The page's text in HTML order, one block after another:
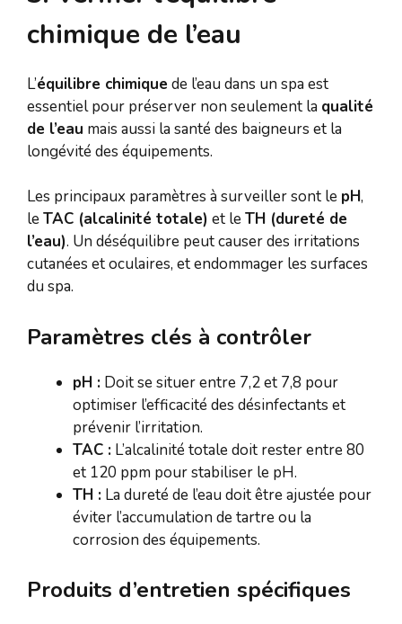
chimique de l’eau
L’équilibre chimique de l’eau dans un spa est
essentiel pour préserver non seulement la qualité
de l’eau mais aussi la santé des baigneurs et la
longévité des équipements.
Les principaux paramètres à surveiller sont le pH,
leTAC (alcalinité totale) et leTH (dureté de
l’eau). Un déséquilibre peut causer des irritations
cutanées et oculaires, et endommager les surfaces
du spa.
Paramètres clés à contrôler
pH : Doit se situer entre 7,2 et 7,8 pour
optimiser l’efficacité des désinfectants et
prévenir l’irritation.
TAC : L’alcalinité totale doit rester entre 80
et 120 ppm pour stabiliser le pH.
TH : La dureté de l’eau doit être ajustée pour
éviter l’accumulation de tartre ou la
corrosion des équipements.
Produits d’entretien spécifiques